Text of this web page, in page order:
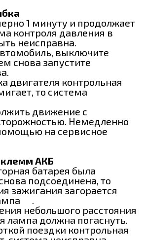
1 минуту и продолжает
контроля давления в
неисправна.
выключите
снова запустите
двигателя контрольная
то система
движение с
Немедленно
на сервисное
АКБ
батарея была
подсоединена, то
зажигания загорается
.
небольшого расстояния
лампа должна погаснуть.
поездки контрольная